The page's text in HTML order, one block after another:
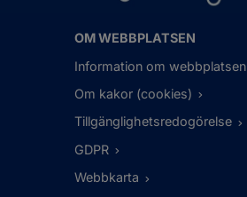
OM WEBBPLATSEN
Information om webbplatsen
Om kakor (cookies)
Tillgänglighetsredogörelse
GDPR
Webbkarta